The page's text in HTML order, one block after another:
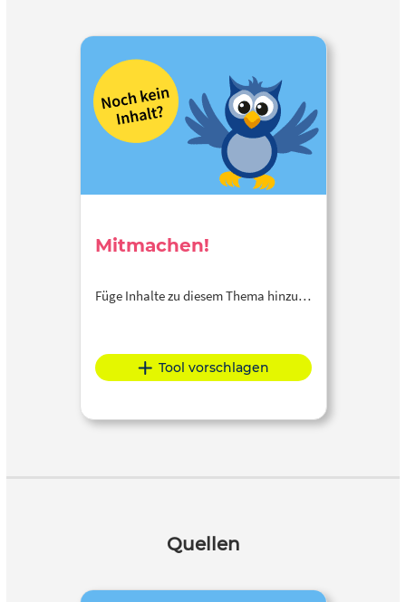
Mitmachen!
Füge Inhalte zu diesem Thema hinzu…
Tool vorschlagen
Quellen